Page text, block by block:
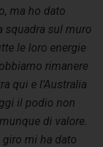
ma ho dato
squadra sul muro
le loro energie
rimanere
qui e l’Australia
il podio non
di valore.
giro mi ha dato